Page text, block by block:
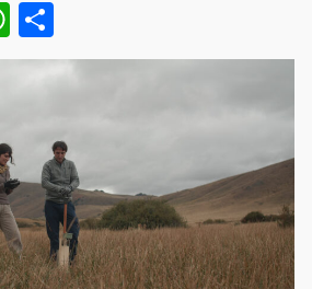
W
h
at
A
p
p
h
ar